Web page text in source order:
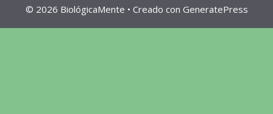
© 2026 BiológicaMente • Creado con GeneratePress